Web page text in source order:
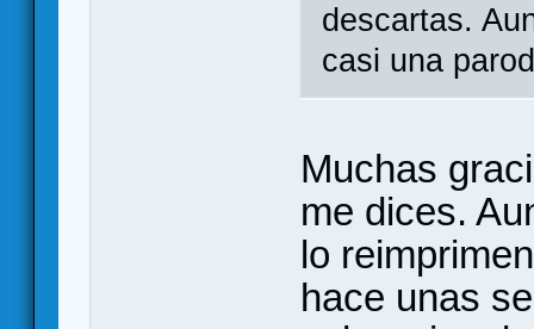
descartas.
casi una
Muchas
me dices.
lo
hace unas